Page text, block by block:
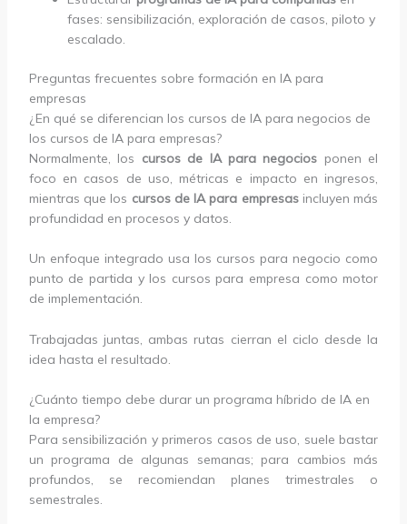
fases: sensibilización, exploración de casos, piloto y
escalado.
Preguntas frecuentes sobre formación en IA para
empresas
¿En qué se diferencian los cursos de IA para negocios de
los cursos de IA para empresas?
Normalmente, los cursos de IA para negocios ponen el
foco en casos de uso, métricas e impacto en ingresos,
mientras que los cursos de IA para empresasincluyen más
profundidad en procesos y datos.
Un enfoque integrado usa los cursos para negocio como
punto de partida y los cursos para empresa como motor
de implementación.
Trabajadas juntas, ambas rutas cierran el ciclo desde la
idea hasta el resultado.
¿Cuánto tiempo debe durar un programa híbrido de IA en
la empresa?
Para sensibilización y primeros casos de uso, suele bastar
un programa de algunas semanas; para cambios más
profundos, se recomiendan planes trimestrales o
semestrales.